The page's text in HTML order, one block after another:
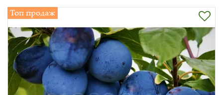
Топ продаж